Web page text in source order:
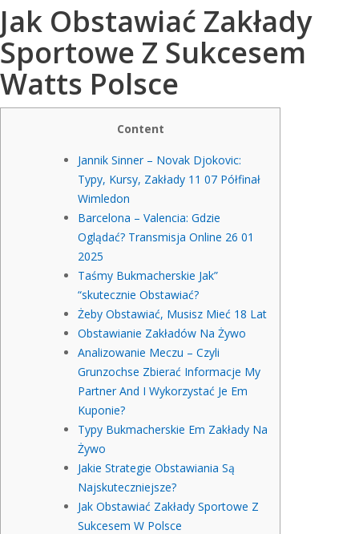
Jak Obstawiać Zakłady
Sportowe Z Sukcesem
Watts Polsce
Content
Jannik Sinner – Novak Djokovic:
Typy, Kursy, Zakłady 11 07 Półfinał
Wimledon
Barcelona – Valencia: Gdzie
Oglądać? Transmisja Online 26 01
2025
Taśmy Bukmacherskie Jak”
“skutecznie Obstawiać?
Żeby Obstawiać, Musisz Mieć 18 Lat
Obstawianie Zakładów Na Żywo
Analizowanie Meczu – Czyli
Grunzochse Zbierać Informacje My
Partner And I Wykorzystać Je Em
Kuponie?
Typy Bukmacherskie Em Zakłady Na
Żywo
Jakie Strategie Obstawiania Są
Najskuteczniejsze?
Jak Obstawiać Zakłady Sportowe Z
Sukcesem W Polsce